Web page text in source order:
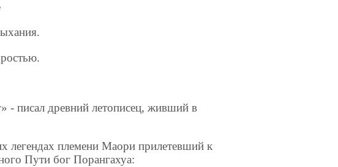
- писал древний летописец, живший в
легендах племени Маори приле­тевший к
Пути бог Порангахуа: